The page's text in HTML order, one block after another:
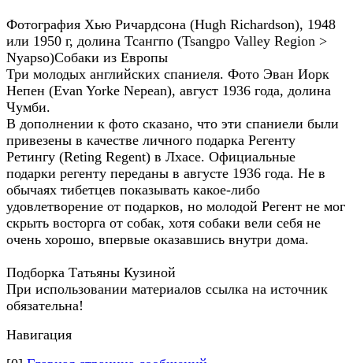
Фотография Хью Ричардсона (Hugh Richardson), 1948
или 1950 г, долина Тсангпо (Tsangpo Valley Region >
Nyapso)Собаки из Европы
Три молодых английских спаниеля. Фото Эван Иорк
Непен (Evan Yorke Nepean), август 1936 года, долина
Чумби.
В дополнении к фото сказано, что эти спаниели были
привезены в качестве личного подарка Регенту
Ретингу (Reting Regent) в Лхасе. Официальные
подарки регенту переданы в августе 1936 года. Не в
обычаях тибетцев показывать какое-либо
удовлетворение от подарков, но молодой Регент не мог
скрыть восторга от собак, хотя собаки вели себя не
очень хорошо, впервые оказавшись внутри дома.
Подборка Татьяны Кузиной
При использовании материалов ссылка на источник
обязательна!
Навигация